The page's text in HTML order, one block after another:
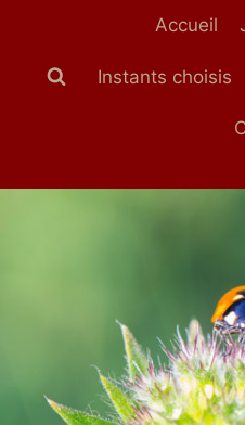
contenu
Accueil
Instants choisis